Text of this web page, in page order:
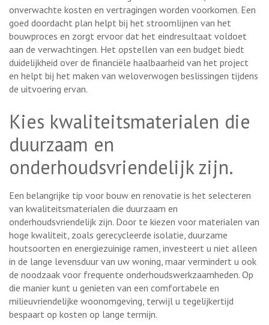
onverwachte kosten en vertragingen worden voorkomen. Een
goed doordacht plan helpt bij het stroomlijnen van het
bouwproces en zorgt ervoor dat het eindresultaat voldoet
aan de verwachtingen. Het opstellen van een budget biedt
duidelijkheid over de financiële haalbaarheid van het project
en helpt bij het maken van weloverwogen beslissingen tijdens
de uitvoering ervan.
Kies kwaliteitsmaterialen die
duurzaam en
onderhoudsvriendelijk zijn.
Een belangrijke tip voor bouw en renovatie is het selecteren
van kwaliteitsmaterialen die duurzaam en
onderhoudsvriendelijk zijn. Door te kiezen voor materialen van
hoge kwaliteit, zoals gerecycleerde isolatie, duurzame
houtsoorten en energiezuinige ramen, investeert u niet alleen
in de lange levensduur van uw woning, maar vermindert u ook
de noodzaak voor frequente onderhoudswerkzaamheden. Op
die manier kunt u genieten van een comfortabele en
milieuvriendelijke woonomgeving, terwijl u tegelijkertijd
bespaart op kosten op lange termijn.